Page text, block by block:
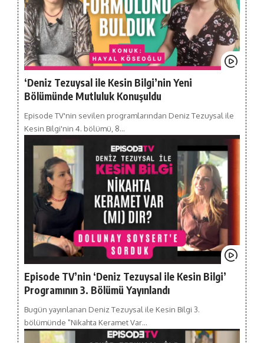
‘Deniz Tezuysal ile Kesin Bilgi’nin Yeni
Bölümünde Mutluluk Konuşuldu
Episode TV'nin sevilen programlarından Deniz Tezuysal ile
Kesin Bilgi'nin 4. bölümü, 8…
Episode TV’nin ‘Deniz Tezuysal ile Kesin Bilgi’
Programının 3. Bölümü Yayınlandı
Bugün yayınlanan Deniz Tezuysal ile Kesin Bilgi 3.
bölümünde "Nikahta Keramet Var…